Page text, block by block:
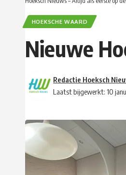
HOEKSCHE WAARD
Nieuwe
Laatst bijgewerkt: 10
Redactie Hoeksch